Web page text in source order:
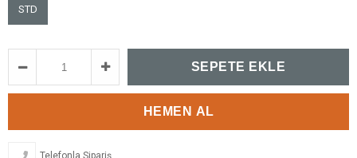
STD
Telefonla Sipariş